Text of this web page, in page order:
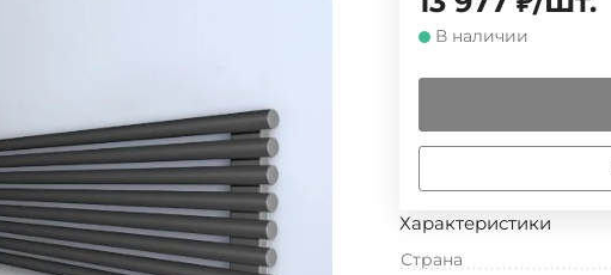
В наличии
Характеристики
Страна